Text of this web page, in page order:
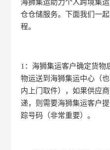
海狮集运助力个人跨境集
仓仓储服务。下面我们一
程。
1：海狮集运客户确定货物
物运送到海狮集运中心（
内上门取件），如果供应
递，则需要海狮集运客户
踪号码（非常重要）。